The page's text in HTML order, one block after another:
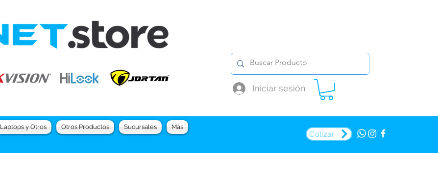
Iniciar sesión
Laptops y Otros Otros Productos Sucursales Más
Cotizar